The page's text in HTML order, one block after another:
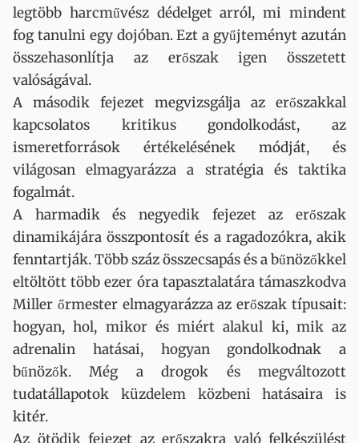
legtöbb harcművész dédelget arról, mi mindent
fog tanulni egy dojóban. Ezt a gyűjteményt azután
összehasonlítja az erőszak igen összetett
valóságával.
A második fejezet megvizsgálja az erőszakkal
kapcsolatos kritikus gondolkodást, az
ismeretforrások értékelésének módját, és
világosan elmagyarázza a stratégia és taktika
fogalmát.
A harmadik és negyedik fejezet az erőszak
dinamikájára összpontosít és a ragadozókra, akik
fenntartják. Több száz összecsapás és a bűnözőkkel
eltöltött több ezer óra tapasztalatára támaszkodva
Miller őrmester elmagyarázza az erőszak típusait:
hogyan, hol, mikor és miért alakul ki, mik az
adrenalin hatásai, hogyan gondolkodnak a
bűnözők. Még a drogok és megváltozott
tudatállapotok küzdelem közbeni hatásaira is
kitér.
Az ötödik fejezet az erőszakra való felkészülést